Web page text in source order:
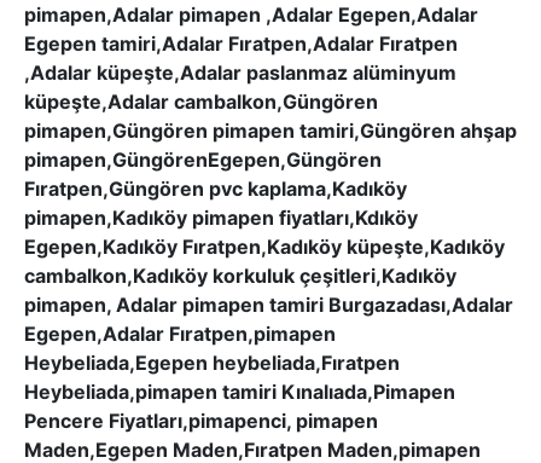
pimapen,Adalar pimapen ,Adalar Egepen,Adalar
Egepen tamiri,Adalar Fıratpen,Adalar Fıratpen
,Adalar küpeşte,Adalar paslanmaz alüminyum
küpeşte,Adalar cambalkon,Güngören
pimapen,Güngören pimapen tamiri,Güngören ahşap
pimapen,GüngörenEgepen,Güngören
Fıratpen,Güngören pvc kaplama,Kadıköy
pimapen,Kadıköy pimapen fiyatları,Kdıköy
Egepen,Kadıköy Fıratpen,Kadıköy küpeşte,Kadıköy
cambalkon,Kadıköy korkuluk çeşitleri,Kadıköy
pimapen, Adalar pimapen tamiri Burgazadası,Adalar
Egepen,Adalar Fıratpen,pimapen
Heybeliada,Egepen heybeliada,Fıratpen
Heybeliada,pimapen tamiri Kınalıada,Pimapen
Pencere Fiyatları,pimapenci, pimapen
Maden,Egepen Maden,Fıratpen Maden,pimapen